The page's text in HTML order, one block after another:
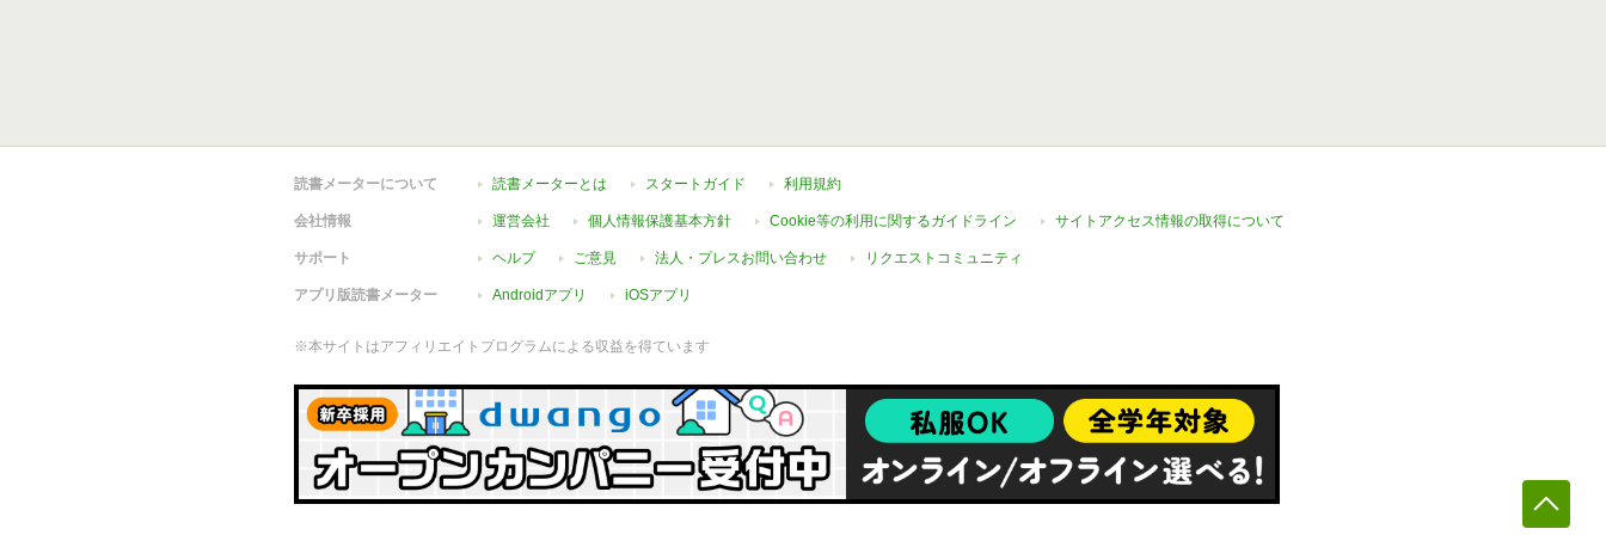
読書メーターについて 読書メーターとは スタートガイド 利用規約
会社情報 運営会社 個人情報保護基本方針 Cookie等の利用に関するガイドライン サイトアクセス情報の取得について
サポート ヘルプ ご意見 法人・プレスお問い合わせ リクエストコミュニティ
アプリ版読書メーター Androidアプリ iOSアプリ
※本サイトはアフィリエイトプログラムによる収益を得ています